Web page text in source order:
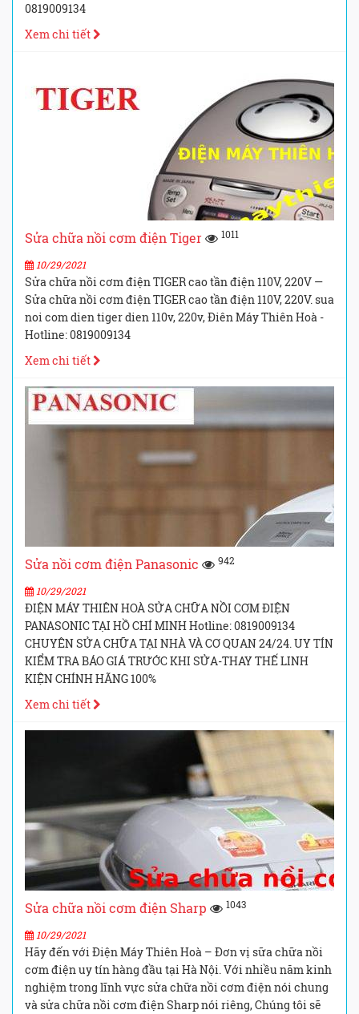
0819009134
Xem chi tiết
Sửa chữa nồi cơm điện Tiger 1011
10/29/2021
Sửa chữa nồi cơm điện TIGER cao tần điện 110V, 220V —
Sửa chữa nồi cơm điện TIGER cao tần điện 110V, 220V. sua
noi com dien tiger dien 110v, 220v, Điên Máy Thiên Hoà -
Hotline: 0819009134
Xem chi tiết
Sửa nồi cơm điện Panasonic 942
10/29/2021
ĐIỆN MÁY THIÊN HOÀ SỬA CHỮA NỒI CƠM ĐIỆN
PANASONIC TẠI HỒ CHÍ MINH Hotline: 0819009134
CHUYÊN SỬA CHỮA TẠI NHÀ VÀ CƠ QUAN 24/24. UY TÍN
KIỂM TRA BÁO GIÁ TRƯỚC KHI SỬA-THAY THẾ LINH
KIỆN CHÍNH HÃNG 100%
Xem chi tiết
Sửa chữa nồi cơm điện Sharp 1043
10/29/2021
Hãy đến với Điện Máy Thiên Hoà – Đơn vị sữa chữa nồi
cơm điện uy tín hàng đầu tại Hà Nội. Với nhiều năm kinh
nghiệm trong lĩnh vực sửa chữa nồi cơm điện nói chung
và sửa chữa nồi cơm điện Sharp nói riêng, Chúng tôi sẽ